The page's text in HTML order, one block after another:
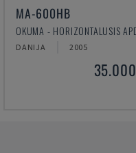
MA-600HB
DANIJA 2005